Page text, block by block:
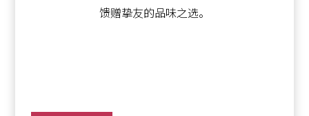
馈赠挚友的品味之选。